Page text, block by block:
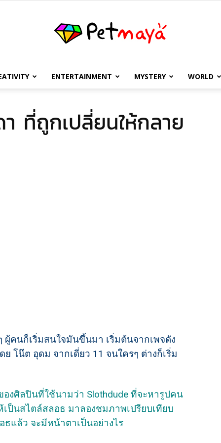
เพชร
ENTERTAINMENT MYSTERY WORLD
ที่ถูกเปลี่ยนให้กลาย
คนก็เริ่มสนใจมันขึ้นมา เริ่มต้นจากเพจดัง
โน๊ต อุดม จากเดี่ยว 11 จนใครๆ ต่างก็เริ่ม
งศิลปินที่ใช้นามว่า Slothdude ที่จะหารูปคน
ป็นสไตล์สลอธ มาลองชมภาพเปรียบเทียบ
แล้ว จะมีหน้าตาเป็นอย่างไร